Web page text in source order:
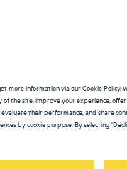
que
des villes les
Nord et réservez
FRANCE
more information via our Cookie Policy.
the site, improve your experience,
their performance, and share
by cookie purpose. By selecting